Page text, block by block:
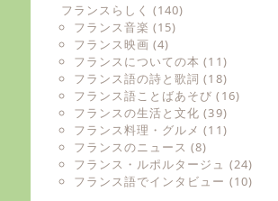
フランスらしく (140)
フランス音楽 (15)
フランス映画 (4)
フランスについての本 (11)
フランス語の詩と歌詞 (18)
フランス語ことばあそび (16)
フランスの生活と文化 (39)
フランス料理・グルメ (11)
フランスのニュース (8)
フランス・ルポルタージュ (24)
フランス語でインタビュー (10)